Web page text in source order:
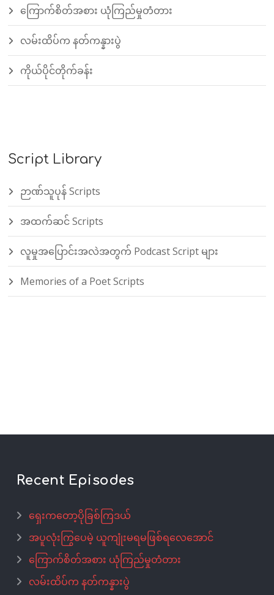
ကြောက်စိတ်အစား ယုံကြည်မှုတံတား
လမ်းထိပ်က နတ်ကန္နားပွဲ
ကိုယ်ပိုင်တိုက်ခန်း
Script Library
ဉာဏ်သူပုန် Scripts
အထက်ဆင် Scripts
လူမှုအပြောင်းအလဲအတွက် Podcast Script များ
Memories of a Poet Scripts
Recent Episodes
ရှေးကတော့ပိုခြစ်ကြဒယ်
အပူလုံးကြွပေမဲ့ ယူကျုံးမရမဖြစ်ရလေအောင်
ကြောက်စိတ်အစား ယုံကြည်မှုတံတား
လမ်းထိပ်က နတ်ကန္နားပွဲ